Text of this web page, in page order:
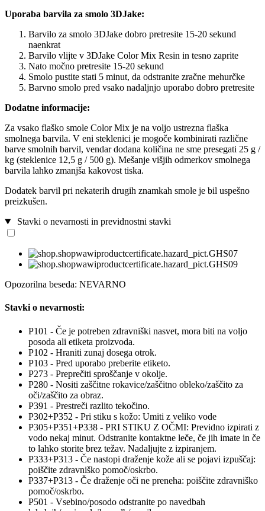
Uporaba barvila za smolo 3DJake:
Barvilo za smolo 3DJake dobro pretresite 15-20 sekund
naenkrat
Barvilo vlijte v 3DJake Color Mix Resin in tesno zaprite
Nato močno pretresite 15-20 sekund
Smolo pustite stati 5 minut, da odstranite zračne mehurčke
Barvno smolo pred vsako nadaljnjo uporabo dobro pretresite
Dodatne informacije:
Za vsako flaško smole Color Mix je na voljo ustrezna flaška
smolnega barvila. V eni steklenici je mogoče kombinirati različne
barve smolnih barvil, vendar dodana količina ne sme presegati 25 g /
kg (steklenice 12,5 g / 500 g). Mešanje višjih odmerkov smolnega
barvila lahko zmanjša kakovost tiska.
Dodatek barvil pri nekaterih drugih znamkah smole je bil uspešno
preizkušen.
Stavki o nevarnosti in previdnostni stavki
Opozorilna beseda: NEVARNO
Stavki o nevarnosti:
P101 - Če je potreben zdravniški nasvet, mora biti na voljo
posoda ali etiketa proizvoda.
P102 - Hraniti zunaj dosega otrok.
P103 - Pred uporabo preberite etiketo.
P273 - Preprečiti sproščanje v okolje.
P280 - Nositi zaščitne rokavice/zaščitno obleko/zaščito za
oči/zaščito za obraz.
P391 - Prestreči razlito tekočino.
P302+P352 - Pri stiku s kožo: Umiti z veliko vode
P305+P351+P338 - PRI STIKU Z OČMI: Previdno izpirati z
vodo nekaj minut. Odstranite kontaktne leče, če jih imate in če
to lahko storite brez težav. Nadaljujte z izpiranjem.
P333+P313 - Če nastopi draženje kože ali se pojavi izpuščaj:
poiščite zdravniško pomoč/oskrbo.
P337+P313 - Če draženje oči ne preneha: poiščite zdravniško
pomoč/oskrbo.
P501 - Vsebino/posodo odstranite po navedbah